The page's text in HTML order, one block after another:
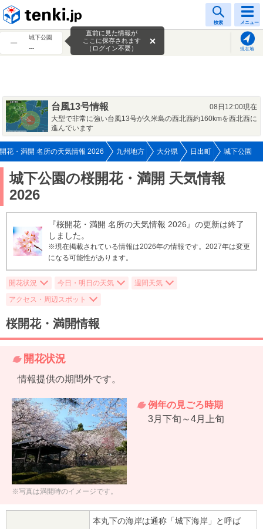
検索 メニュー
城下公園
---
現在地
直前に見た情報が
ここに保存されます
（ログイン不要）
台風13号情報
08日12:00現在
大型で非常に強い台風13号が久米島の西北西約160kmを西北西に
進んでいます
花・満開 名所の天気情報 2026 九州地方 大分県 日出町 城下公園
城下公園の桜開花・満開 天気情報
2026
『桜開花・満開 名所の天気情報 2026』の更新は終了
しました。
※現在掲載されている情報は2026年の情報です。2027年は変更
になる可能性があります。
開花状況 今日・明日の天気
週間天気
アクセス・周辺スポット
桜開花・満開情報
開花状況
情報提供の期間外です。
例年の見ごろ時期
3月下旬～4月上旬
※写真は満開時のイメージです。
本丸下の海岸は通称「城下海岸」と呼ば